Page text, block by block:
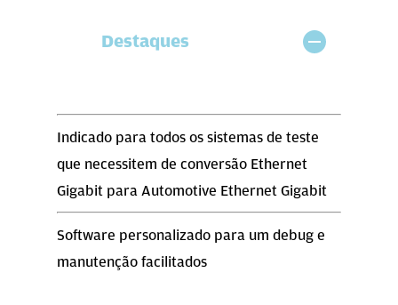
Destaques
Indicado para todos os sistemas de teste
que necessitem de conversão Ethernet
Gigabit para Automotive Ethernet Gigabit
Software personalizado para um debug e
manutenção facilitados